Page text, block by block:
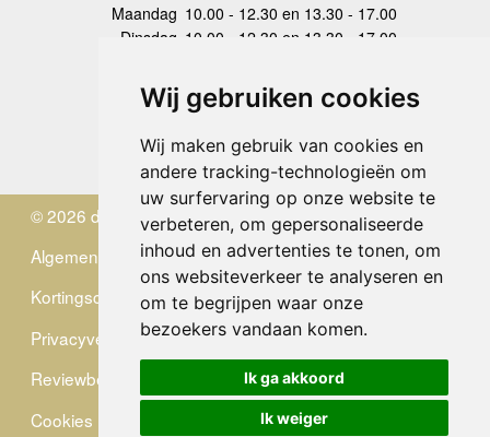
Wij gebruiken cookies
Wij maken gebruik van cookies en
andere tracking-technologieën om
uw surfervaring op onze website te
verbeteren, om gepersonaliseerde
inhoud en advertenties te tonen, om
ons websiteverkeer te analyseren en
om te begrijpen waar onze
bezoekers vandaan komen.
Ik ga akkoord
Ik weiger
Maandag 10.00 - 12.30 en 13.30 - 17.00
Dinsdag 10.00 - 12.30 en 13.30 - 17.00
Donderdag
10.00 - 12.30 en 13.30 - 17.00
Vrijdag 10.00 - 12.30 en 13.30 - 17.00
Zaterdag
gesloten
Zondag gesloten
© 2026 de Zwerver
Algemene Voorwaarden
Kortingscode
Privacyverklaring
Reviewbeleid
Cookies